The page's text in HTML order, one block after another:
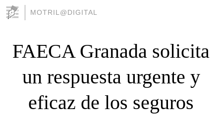
MOTRIL@DIGITAL
FAECA Granada solicita
un respuesta urgente y
eficaz de los seguros